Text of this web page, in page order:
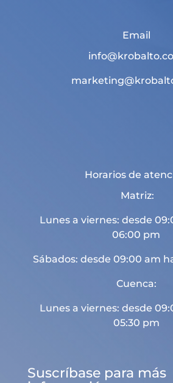
Email
Horarios de
Matriz:
Lunes a viernes: desde
06:00 pm
Sábados: desde 09:00 am
Cuenca:
Lunes a viernes: desde
05:30 pm
Suscríbase para más